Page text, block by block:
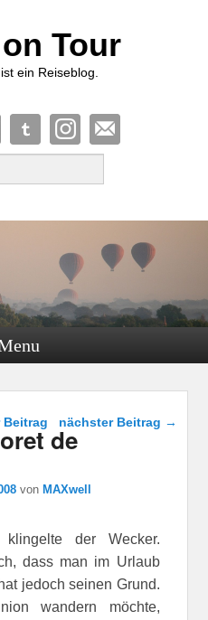
Tour
ein Reiseblog.
nächster Beitrag →
de
vonMAXwell
der Wecker.
dass man im Urlaub
jedoch seinen Grund.
wandern möchte,